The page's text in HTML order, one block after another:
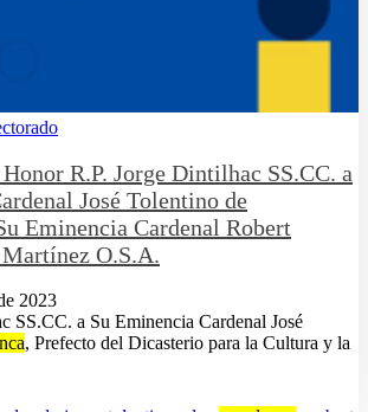
R.P. Jorge Dintilhac SS.CC. a
José Tolentino de
Eminencia Cardenal Robert
O.S.A.
2023
SS.CC. a Su Eminencia Cardenal José
, Prefecto del Dicasterio para la Cultura y la